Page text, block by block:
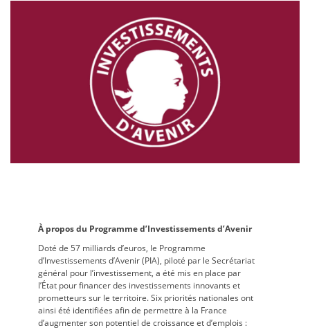
À propos du Programme d’Investissements d’Avenir
Doté de 57 milliards d’euros, le Programme
d’Investissements d’Avenir (PIA), piloté par le Secrétariat
général pour l’investissement, a été mis en place par
l’État pour financer des investissements innovants et
prometteurs sur le territoire. Six priorités nationales ont
ainsi été identifiées afin de permettre à la France
d’augmenter son potentiel de croissance et d’emplois :